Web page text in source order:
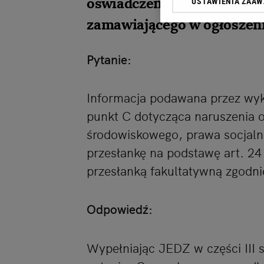
zamawiającego w
Pytanie:
Informacja podawana przez
punkt C dotycząca naruszenia
środowiskowego, prawa
przesłankę na podstawę art.
przesłanką fakultatywną
Odpowiedź:
Wypełniając JEDZ w części III
przetwarzania danych